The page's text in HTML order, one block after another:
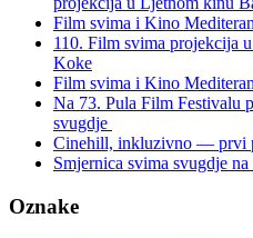
Film svima i Kino
110. Film svima projekcija
Koke
Film svima i Kino
Na 73. Pula Film Festivalu
svugdje
Cinehill, inkluzivno — prvi
Smjernica svima svugdje
Oznake